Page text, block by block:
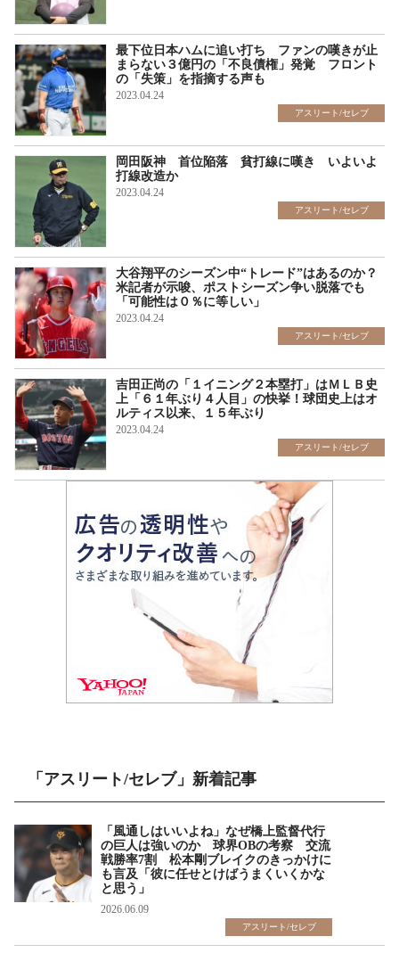
最下位日本ハムに追い打ち ファンの嘆きが止
まらない３億円の「不良債権」発覚 フロント
の「失策」を指摘する声も
2023.04.24
アスリート/セレブ
岡田阪神 首位陥落 貧打線に嘆き いよいよ
打線改造か
2023.04.24
アスリート/セレブ
大谷翔平のシーズン中“トレード”はあるのか？
米記者が示唆、ポストシーズン争い脱落でも
「可能性は０％に等しい」
2023.04.24
アスリート/セレブ
吉田正尚の「１イニング２本塁打」はＭＬＢ史
上「６１年ぶり４人目」の快挙！球団史上はオ
ルティス以来、１５年ぶり
2023.04.24
アスリート/セレブ
「アスリート/セレブ」新着記事
「風通しはいいよね」なぜ橋上監督代行
の巨人は強いのか 球界OBの考察 交流
戦勝率7割 松本剛ブレイクのきっかけに
も言及「彼に任せとけばうまくいくかな
と思う」
2026.06.09
アスリート/セレブ